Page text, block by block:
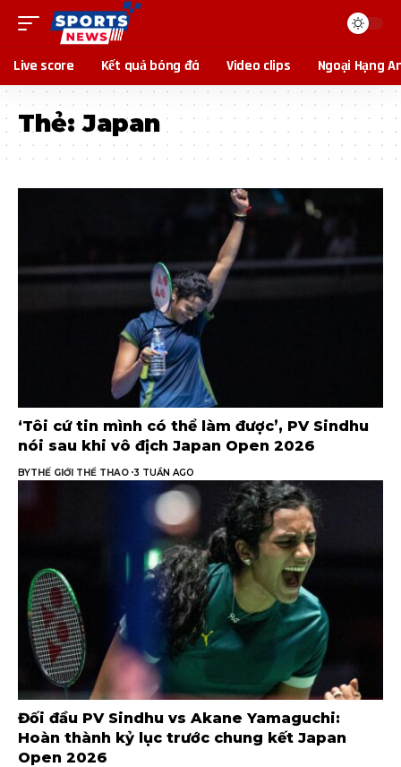
Live score Kết quả bóng đá Video clips Ngoại Hạng
Thẻ:Japan
‘Tôi cứ tin mình có thể làm được’, PV Sindhu
nói sau khi vô địch Japan Open 2026
BYTHẾ GIỚI THỂ THAO 3 TUẦN AGO
Đối đầu PV Sindhu vs Akane Yamaguchi:
Hoàn thành kỷ lục trước chung kết Japan
Open 2026